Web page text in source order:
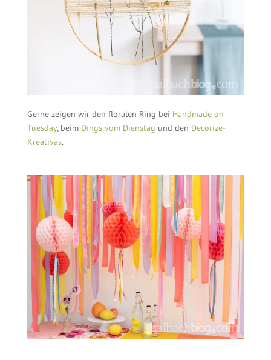
Gerne zeigen wir den floralen Ring bei Handmade on
Tuesday, beim Dings vom Dienstag und den Decorize-
Kreativas.